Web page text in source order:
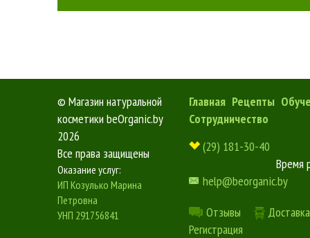
© Магазин натуральной
косметики beOrganic.by
2026
Все права защищены
Оказание услуг:
ИП Козулько Марина
Петровна
УНП 291756841
Главная Рецепты
Сотрудничество
(29) 181-30-40
Время
help@beorganic.by
Отзывы
Регистрация